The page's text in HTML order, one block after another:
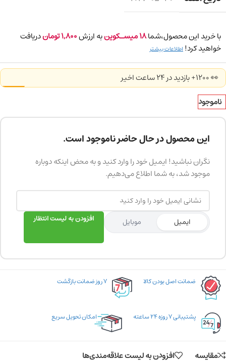
با خرید این محصول،شما18میسـکوینبه ارزش1,800توماندریافت
خواهید کرد! اطلاعات بیشتر
👀 1200+ بازدید در ۲۴ ساعت اخیر
ناموجود
این محصول در حال حاضر ناموجود است.
نگران نباشید! ایمیل خود را وارد کنید و به محض اینکه دوباره
موجود شد، به شما اطلاع می‌دهیم.
ایمیل موبایل افزودن به لیست انتظار
ضمانت اصل بودن کالا ۷ روز ضمانت بازگشت
پشتیبانی ۷ روزه ۲۴ ساعته امکان تحویل سریع
مقایسه افزودن به لیست علاقه‌مندی‌ها